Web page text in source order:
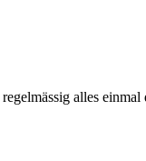
alles